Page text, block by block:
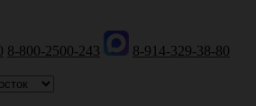
8-800-2500-243
8-914-329-38-80